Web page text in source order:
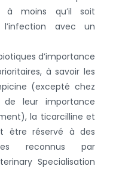
à moins qu’il soit
avec un
d’importance
à savoir les
(excepté chez
leur importance
la ticarcilline et
être réservé à des
reconnus par
Specialisation